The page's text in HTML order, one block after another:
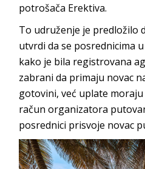
potrošača Erektiva.
To udruženje je predložilo
utvrdi da se posrednicima
kako je bila registrovana
zabrani da primaju novac
gotovini, već uplate
račun organizatora
posrednici prisvoje novac